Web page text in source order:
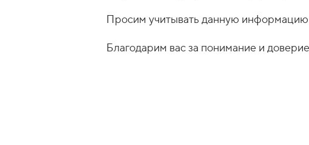
Просим учитывать данную информацию
Благодарим вас за понимание и